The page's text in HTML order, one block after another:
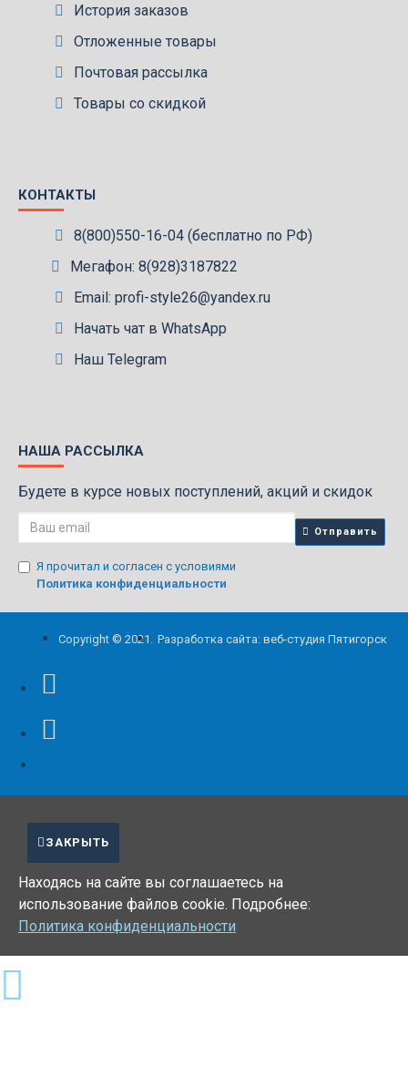
История заказов
Отложенные товары
Почтовая рассылка
Товары со скидкой
КОНТАКТЫ
8(800)550-16-04 (бесплатно по РФ)
Мегафон: 8(928)3187822
Email: profi-style26@yandex.ru
Начать чат в WhatsApp
Наш Telegram
НАША РАССЫЛКА
Будете в курсе новых поступлений, акций и скидок
Отправить
Я прочитал и согласен с условиями
Политика конфиденциальности
Copyright © 2021. Разработка сайта: веб-студия Пятигорск
ЗАКРЫТЬ
Находясь на сайте вы соглашаетесь на
использование файлов cookie. Подробнее:
Политика конфиденциальности